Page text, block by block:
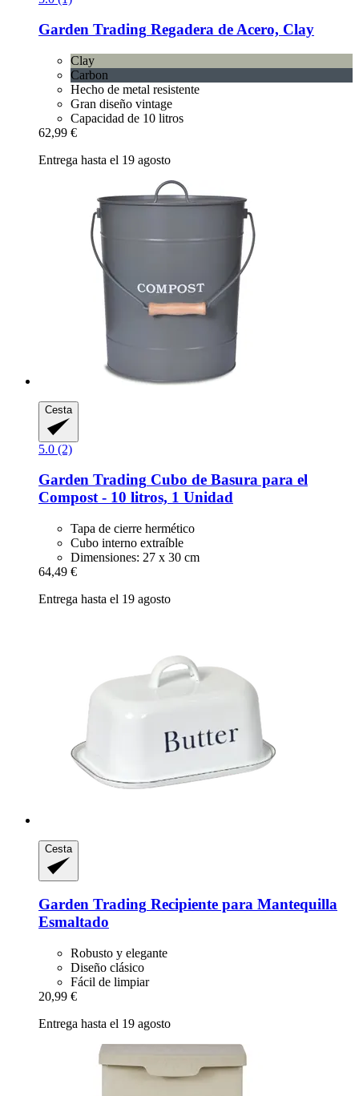
Garden Trading Regadera de Acero, Clay
Clay
Carbon
Hecho de metal resistente
Gran diseño vintage
Capacidad de 10 litros
62,99 €
Entrega hasta el 19 agosto
Cesta
5.0 (2)
Garden Trading Cubo de Basura para el
Compost -​ 10 litros, 1 Unidad
Tapa de cierre hermético
Cubo interno extraíble
Dimensiones: 27 x 30 cm
64,49 €
Entrega hasta el 19 agosto
Cesta
Garden Trading Recipiente para Mantequilla
Esmaltado
Robusto y elegante
Diseño clásico
Fácil de limpiar
20,99 €
Entrega hasta el 19 agosto